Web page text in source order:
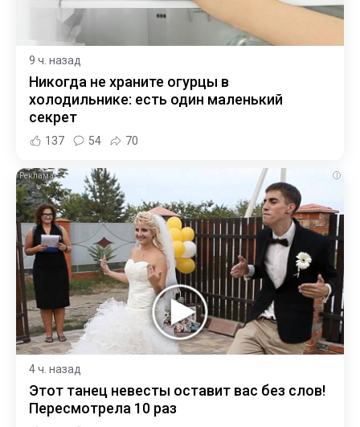
9 ч. назад
Никогда не храните огурцы в
холодильнике: есть один маленький
секрет
137 54 70
i
4 ч. назад
Этот танец невесты оставит вас без слов!
Пересмотрела 10 раз